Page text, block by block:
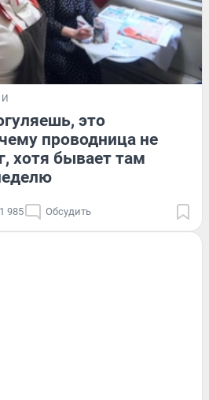
это
проводница не
хотя бывает там
1 985 Обсудить